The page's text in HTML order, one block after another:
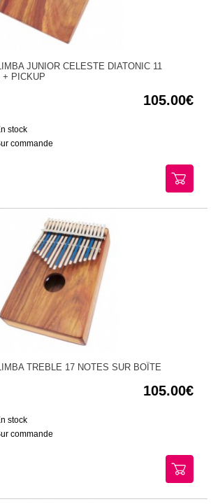
JUNIOR CELESTE DIATONIC 11
+ PICKUP
105.00
stock
commande
TREBLE 17 NOTES SUR BOÎTE
105.00
stock
commande